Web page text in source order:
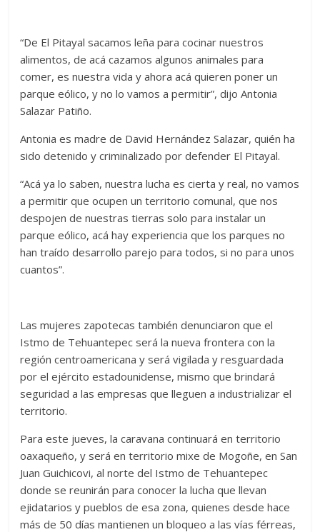
“De El Pitayal sacamos leña para cocinar nuestros
alimentos, de acá cazamos algunos animales para
comer, es nuestra vida y ahora acá quieren poner un
parque eólico, y no lo vamos a permitir”, dijo Antonia
Salazar Patiño.
Antonia es madre de David Hernández Salazar, quién ha
sido detenido y criminalizado por defender El Pitayal.
“Acá ya lo saben, nuestra lucha es cierta y real, no vamos
a permitir que ocupen un territorio comunal, que nos
despojen de nuestras tierras solo para instalar un
parque eólico, acá hay experiencia que los parques no
han traído desarrollo parejo para todos, si no para unos
cuantos”.
Las mujeres zapotecas también denunciaron que el
Istmo de Tehuantepec será la nueva frontera con la
región centroamericana y será vigilada y resguardada
por el ejército estadounidense, mismo que brindará
seguridad a las empresas que lleguen a industrializar el
territorio.
Para este jueves, la caravana continuará en territorio
oaxaqueño, y será en territorio mixe de Mogoñe, en San
Juan Guichicovi, al norte del Istmo de Tehuantepec
donde se reunirán para conocer la lucha que llevan
ejidatarios y pueblos de esa zona, quienes desde hace
más de 50 días mantienen un bloqueo a las vías férreas,